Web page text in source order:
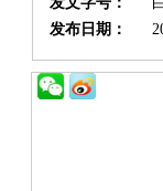
发布日期：
白山市人